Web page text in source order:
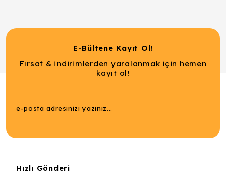
E-Bültene Kayıt Ol!
Fırsat & indirimlerden yaralanmak için hemen
kayıt ol!
Hızlı Gönderi